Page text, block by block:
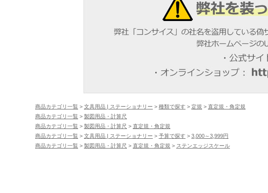
商品カテゴリ一覧 > 文具用品 | ステーショナリー > 種類で探す > 定規 > 直定規・角定規
商品カテゴリ一覧 > 製図用品・計算尺
商品カテゴリ一覧 > 製図用品・計算尺 > 直定規・角定規
商品カテゴリ一覧 > 文具用品 | ステーショナリー > 予算で探す > 3,000～3,999円
商品カテゴリ一覧 > 製図用品・計算尺 > 直定規・角定規 > ステンエッジスケール